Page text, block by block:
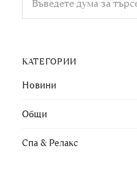
КАТЕГОРИИ
Новини
Общи
Спа & Релакс